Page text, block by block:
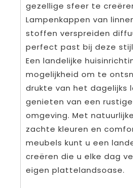
gezellige sfeer te
Lampenkappen van
stoffen verspreiden
perfect past bij deze
Een landelijke
mogelijkheid om te
drukte van het dagelijks
genieten van een
omgeving. Met
zachte kleuren en
meubels kunt u een
creëren die u elke dag
eigen plattelandsoase.